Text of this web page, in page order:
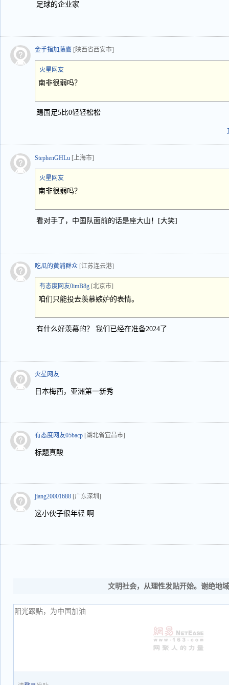
足球的企业家
金手指加藤鷹 [陕西省西安市]
火星网友
南非很弱吗？
踢国足5比0轻轻松松
StephenGHLu [上海市]
火星网友
南非很弱吗？
看对手了，中国队面前的话是座大山！[大笑]
吃瓜的黄浦群众 [江苏连云港]
有态度网友0imB8g [北京市]
咱们只能投去羡慕嫉妒的表情。
有什么好羡慕的？ 我们已经在准备2024了
火星网友
日本梅西，亚洲第一新秀
有态度网友05bacp [湖北省宜昌市]
标题真酸
jiang20001688 [广东深圳]
这小伙子很年轻 啊
文明社会，从理性发贴开始。谢绝地